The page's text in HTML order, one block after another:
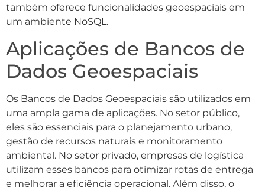
também oferece funcionalidades geoespaciais em
um ambiente NoSQL.
Aplicações de Bancos de
Dados Geoespaciais
Os Bancos de Dados Geoespaciais são utilizados em
uma ampla gama de aplicações. No setor público,
eles são essenciais para o planejamento urbano,
gestão de recursos naturais e monitoramento
ambiental. No setor privado, empresas de logística
utilizam esses bancos para otimizar rotas de entrega
e melhorar a eficiência operacional. Além disso, o